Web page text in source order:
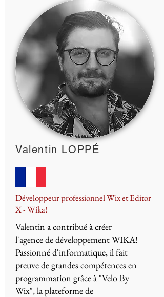
Valentin LOPPÉ
Développeur professionnel Wix et Editor
X - Wika!
Valentin a contribué à créer
l'agence de développement WIKA!
Passionné d'informatique, il fait
preuve de grandes compétences en
programmation grâce à "Velo By
Wix", la plateforme de